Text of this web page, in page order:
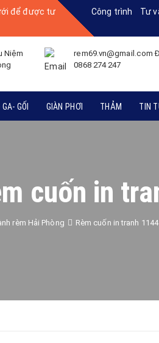
để được tư
Công trình Tư
Niệm
rem69.vn@gmail.com
0868 274 247
GỐI GIÀN PHƠI THẢM TIN
cuốn in
rèm Hải Phòng Rèm cuốn in tranh 1144